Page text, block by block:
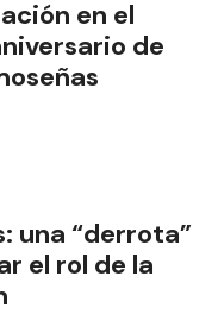
en el
de
una “derrota”
el rol de la